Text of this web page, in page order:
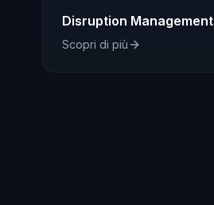
Disruption Management
Scopri di più